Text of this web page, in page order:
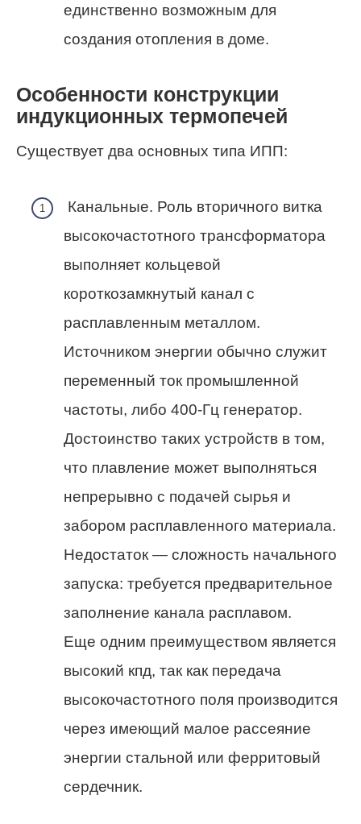
единственно возможным для
создания отопления в доме.
Особенности конструкции
индукционных термопечей
Существует два основных типа ИПП:
Канальные. Роль вторичного витка
высокочастотного трансформатора
выполняет кольцевой
короткозамкнутый канал с
расплавленным металлом.
Источником энергии обычно служит
переменный ток промышленной
частоты, либо 400‑Гц генератор.
Достоинство таких устройств в том,
что плавление может выполняться
непрерывно с подачей сырья и
забором расплавленного материала.
Недостаток — сложность начального
запуска: требуется предварительное
заполнение канала расплавом.
Еще одним преимуществом является
высокий кпд, так как передача
высокочастотного поля производится
через имеющий малое рассеяние
энергии стальной или ферритовый
сердечник.